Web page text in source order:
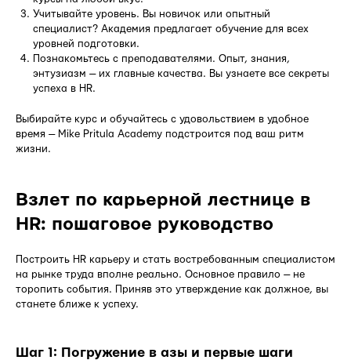
Учитывайте уровень. Вы новичок или опытный
специалист? Академия предлагает обучение для всех
уровней подготовки.
Познакомьтесь с преподавателями. Опыт, знания,
энтузиазм — их главные качества. Вы узнаете все секреты
успеха в HR.
Выбирайте курс и обучайтесь с удовольствием в удобное
время — Mike Pritula Academy подстроится под ваш ритм
жизни.
Взлет по карьерной лестнице в
HR: пошаговое руководство
Построить HR карьеру и стать востребованным специалистом
на рынке труда вполне реально. Основное правило — не
торопить события. Приняв это утверждение как должное, вы
станете ближе к успеху.
Шаг 1: Погружение в азы и первые шаги